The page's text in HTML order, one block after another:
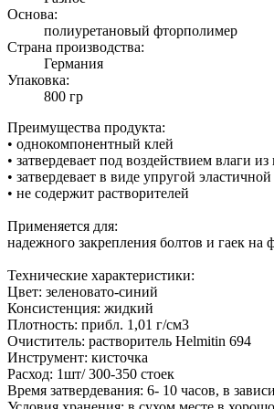
Основа:
полиуретановый фторполимер
Страна производства:
Германия
Упаковка:
800 гр
Преимущества продукта:
• однокомпонентный клей
• затвердевает под воздействием влаги из
• затвердевает в виде упругой
• не содержит растворителей
Применяется для:
надежного закрепления болтов и гаек на
Технические характеристики:
Цвет: зеленовато-синий
Консистенция: жидкий
Плотность: прибл. 1,01 г/см3
Очиститель: растворитель Helmitin 694
Инструмент: кисточка
Расход: 1шт/ 300-350 стоек
Время затвердевания: 6- 10 часов, в